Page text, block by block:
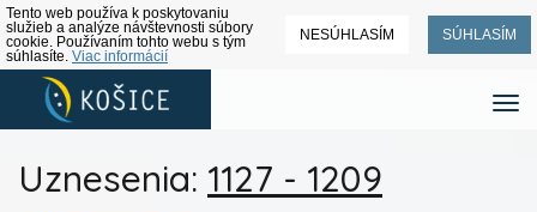
Tento web používa k poskytovaniu
služieb a analýze návštevnosti súbory
cookie. Používaním tohto webu s tým
súhlasíte. Viac informácií
NESÚHLASÍM SÚHLASÍM
Uznesenia: 1127 - 1209